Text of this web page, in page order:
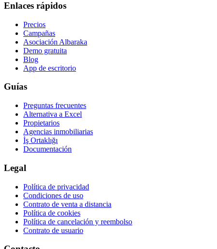
Enlaces rápidos
Precios
Campañas
Asociación Albaraka
Demo gratuita
Blog
App de escritorio
Guías
Preguntas frecuentes
Alternativa a Excel
Propietarios
Agencias inmobiliarias
İş Ortaklığı
Documentación
Legal
Política de privacidad
Condiciones de uso
Contrato de venta a distancia
Política de cookies
Política de cancelación y reembolso
Contrato de usuario